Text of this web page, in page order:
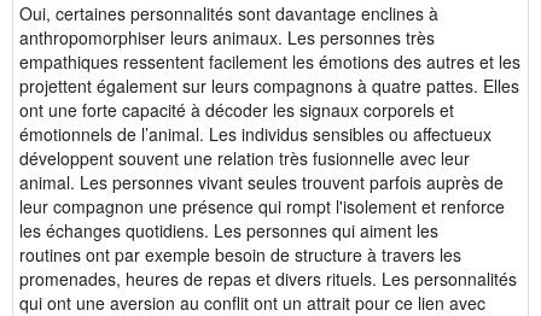
Oui, certaines personnalités sont davantage enclines à
anthropomorphiser leurs animaux. Les personnes très
empathiques ressentent facilement les émotions des autres et les
projettent également sur leurs compagnons à quatre pattes. Elles
ont une forte capacité à décoder les signaux corporels et
émotionnels de l’animal. Les individus sensibles ou affectueux
développent souvent une relation très fusionnelle avec leur
animal. Les personnes vivant seules trouvent parfois auprès de
leur compagnon une présence qui rompt l'isolement et renforce
les échanges quotidiens. Les personnes qui aiment les
routines ont par exemple besoin de structure à travers les
promenades, heures de repas et divers rituels. Les personnalités
qui ont une aversion au conflit ont un attrait pour ce lien avec